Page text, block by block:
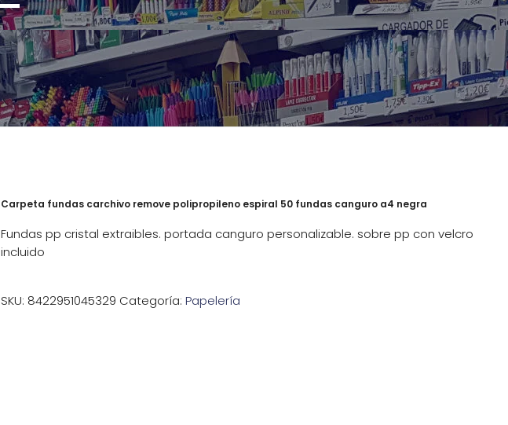
Carpeta fundas carchivo remove polipropileno espiral 50 fundas canguro a4 negra
Fundas pp cristal extraibles. portada canguro personalizable. sobre pp con velcro
incluido
SKU: 8422951045329 Categoría: Papelería